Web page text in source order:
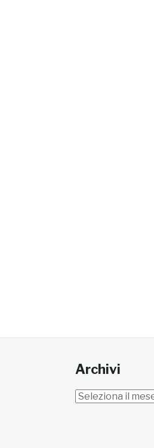
Archivi
Archivi